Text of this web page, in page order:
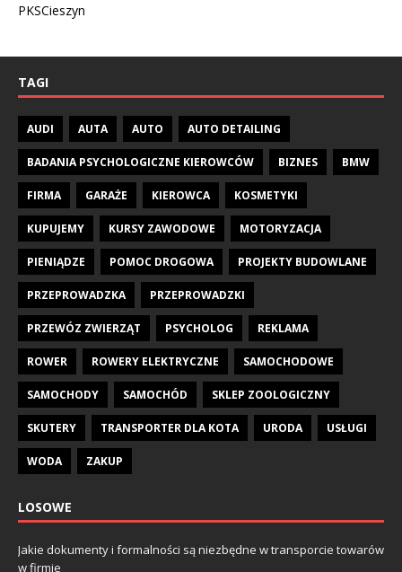
PKSCieszyn
TAGI
AUDI AUTA AUTO AUTO DETAILING
BADANIA PSYCHOLOGICZNE KIEROWCÓW BIZNES BMW
FIRMA GARAŻE KIEROWCA KOSMETYKI
KUPUJEMY KURSY ZAWODOWE MOTORYZACJA
PIENIĄDZE POMOC DROGOWA PROJEKTY BUDOWLANE
PRZEPROWADZKA PRZEPROWADZKI
PRZEWÓZ ZWIERZĄT PSYCHOLOG REKLAMA
ROWER ROWERY ELEKTRYCZNE SAMOCHODOWE
SAMOCHODY SAMOCHÓD SKLEP ZOOLOGICZNY
SKUTERY TRANSPORTER DLA KOTA URODA USŁUGI
WODA ZAKUP
LOSOWE
Jakie dokumenty i formalności są niezbędne w transporcie towarów
w firmie